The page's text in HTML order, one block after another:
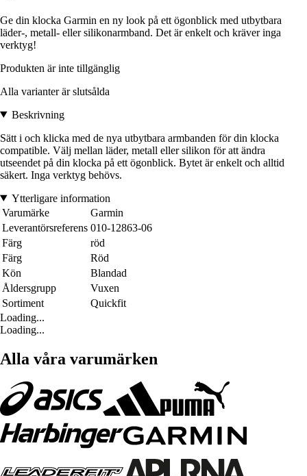
Ge din klocka Garmin en ny look på ett ögonblick med utbytbara
läder-, metall- eller silikonarmband. Det är enkelt och kräver inga
verktyg!
Produkten är inte tillgänglig
Alla varianter är slutsålda
Beskrivning
Sätt i och klicka med de nya utbytbara armbanden för din klocka
compatible. Välj mellan läder, metall eller silikon för att ändra
utseendet på din klocka på ett ögonblick. Bytet är enkelt och alltid
säkert. Inga verktyg behövs.
Ytterligare information
Varumärke
Garmin
Leverantörsreferens 010-12863-06
Färg
röd
Färg
Röd
Kön
Blandad
Åldersgrupp
Vuxen
Sortiment
Quickfit
Loading...
Loading...
Alla våra varumärken